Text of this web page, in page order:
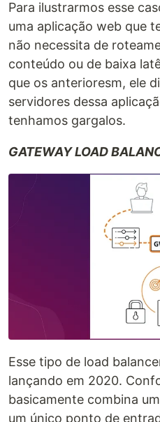
Para ilustrarmos esse
uma aplicação web que
não necessita de
conteúdo ou de baixa
que os anterioresm, ele
servidores dessa
tenhamos gargalos.
GATEWAY LOAD
Esse tipo de load
lançando em 2020.
basicamente combina
um único ponto de